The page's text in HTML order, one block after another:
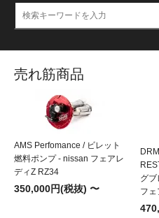
売れ筋商品
AMS Perfomance / ビレット
燃料ポンプ - nissan フェアレ
ディZ RZ34
350,000円(税抜) 〜
グ
フ